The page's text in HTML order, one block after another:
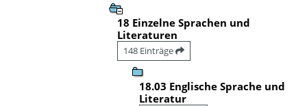
18 Einzelne Sprachen und
Literaturen
148 Einträge
18.03 Englische Sprache und
Literatur